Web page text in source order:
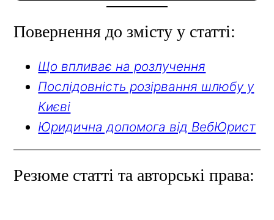
Повернення до змісту у статті:
Що впливає на розлучення
Послідовність розірвання шлюбу у
Києві
Юридична допомога від ВебЮрист
Резюме статті та авторські права: